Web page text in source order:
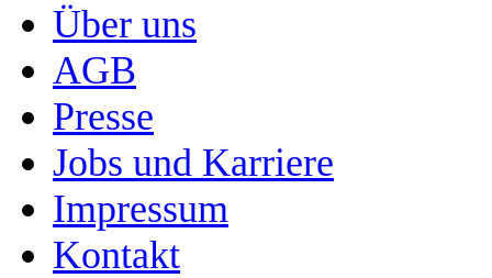
Über uns
AGB
Presse
Jobs und Karriere
Impressum
Kontakt